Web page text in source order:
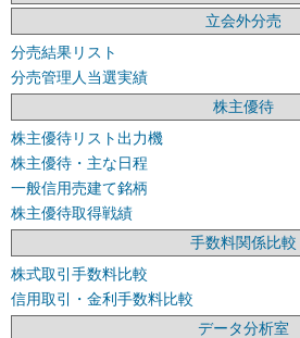
立会外分売
分売結果リスト
分売管理人当選実績
株主優待
株主優待リスト出力機
株主優待・主な日程
一般信用売建て銘柄
株主優待取得戦績
手数料関係比較
株式取引手数料比較
信用取引・金利手数料比較
データ分析室